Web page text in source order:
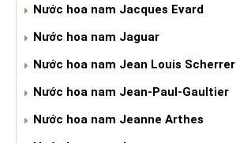
Nước hoa nam Jacques Evard
Nước hoa nam Jaguar
Nước hoa nam Jean Louis Scherrer
Nước hoa nam Jean-Paul-Gaultier
Nước hoa nam Jeanne Arthes